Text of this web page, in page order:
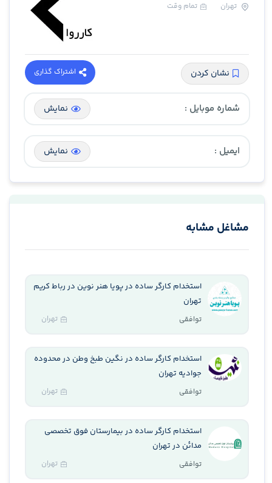
تهران تمام وقت
نشان کردن اشتراک گذاری
شماره موبایل : نمایش
ایمیل : نمایش
مشاغل مشابه
استخدام کارگر ساده در پویا هنر نوین در رباط کریم
تهران
توافقی تهران
استخدام کارگر ساده در نگین طبخ وطن در محدوده
جوادیه تهران
توافقی تهران
استخدام کارگر ساده در بیمارستان فوق تخصصی
مدائن در تهران
توافقی تهران